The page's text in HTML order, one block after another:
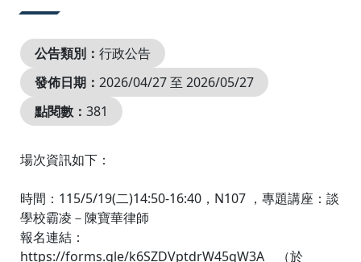
公告類別： 行政公告
發佈日期： 2026/04/27 至 2026/05/27
點閱數： 381
場次資訊如下：
時間：115/5/19(二)14:50-16:40，N107 ，專題講座：談
學校霸凌－陳寶華律師
報名連結：
https://forms.gle/k6SZDVptdrW45qW3A （於